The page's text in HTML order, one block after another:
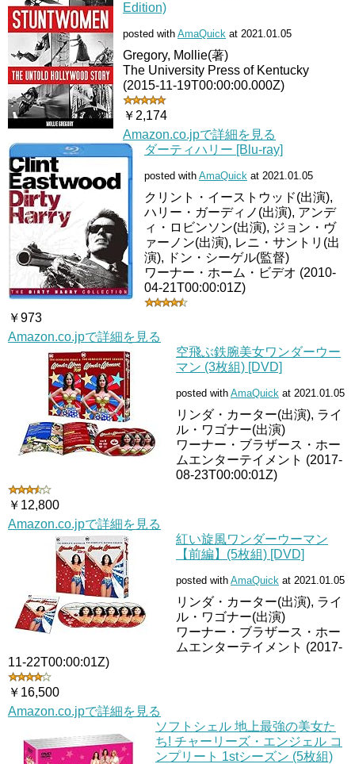
Edition)
posted with AmaQuick at 2021.01.05
Gregory, Mollie(著)
The University Press of Kentucky
(2015-11-19T00:00:00.000Z)
￥2,174
Amazon.co.jpで詳細を見る
ダーティハリー [Blu-ray]
posted with AmaQuick at 2021.01.05
クリント・イーストウッド(出演),
ハリー・ガーディノ(出演), アンデ
ィ・ロビンソン(出演), ジョン・ヴ
ァーノン(出演), レニ・サントリ(出
演), ドン・シーゲル(監督)
ワーナー・ホーム・ビデオ (2010-
04-21T00:00:01Z)
￥973
Amazon.co.jpで詳細を見る
空飛ぶ鉄腕美女ワンダーウー
マン (3枚組) [DVD]
posted with AmaQuick at 2021.01.05
リンダ・カーター(出演), ライ
ル・ワゴナー(出演)
ワーナー・ブラザース・ホー
ムエンターテイメント (2017-
08-23T00:00:01Z)
￥12,800
Amazon.co.jpで詳細を見る
紅い旋風ワンダーウーマン
【前編】(5枚組) [DVD]
posted with AmaQuick at 2021.01.05
リンダ・カーター(出演), ライ
ル・ワゴナー(出演)
ワーナー・ブラザース・ホー
ムエンターテイメント (2017-
11-22T00:00:01Z)
￥16,500
Amazon.co.jpで詳細を見る
ソフトシェル 地上最強の美女た
ち! チャーリーズ・エンジェル コ
ンプリート 1stシーズン (5枚組)